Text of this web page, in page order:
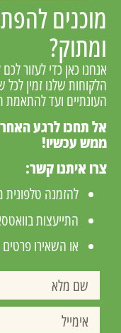
מוכנים
ומתוק?
אנחנו כאן כדי לעזור
הלקוחות שלנו זמין
העונתיים ועד להתאמת
אל תחכו לרגע
ממש עכשיו!
צרו איתנו קשר:
להזמנה טלפונית
התייעצות
או השאירו